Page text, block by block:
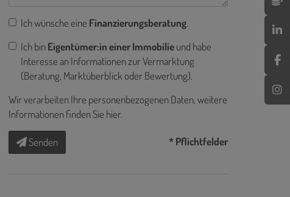
Ich wünsche eine Finanzierungsberatung.
Ich binEigentümer:in einer Immobilieund habe
Interesse an Informationen zur Vermarktung
(Beratung, Marktüberblick oder Bewertung).
Wir verarbeiten Ihre personenbezogenen Daten, weitere
Informationen finden Sie hier.
Senden * Pflichtfelder